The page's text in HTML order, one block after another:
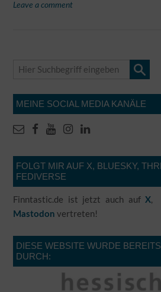
Leave a comment
MEINE SOCIAL MEDIA KANÄLE
FOLGT MIR AUF X, BLUESKY,
FEDIVERSE
Finntastic.de ist jetzt auch aufX,
Mastodon vertreten!
DIESE WEBSITE WURDE
DURCH: